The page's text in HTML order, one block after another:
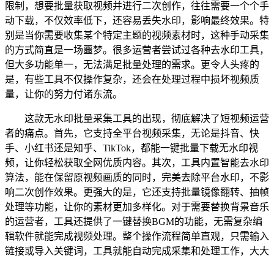
限制，想要批量获取视频并进行二次创作，往往需要一个个手
动下载，不仅效率低下，还容易丢失水印，影响最终效果。特
别是当你需要收集某个特定主题的视频素材时，这种手动采集
的方式简直是一场噩梦。很多运营者尝试过各种去水印工具，
但大多功能单一，无法满足批量处理的需求。更令人头疼的
是，有些工具不仅操作复杂，还会在处理过程中损坏视频质
量，让你的努力付诸东流。
这款无水印批量采集工具的出现，彻底解决了短视频运营
者的痛点。首先，它支持全平台视频采集，无论是抖音、快
手、小红书还是知乎、TikTok，都能一键批量下载无水印视
频，让你轻松获取全网优质内容。其次，工具内置智能去水印
算法，能在保留原视频画质的同时，完美去除平台水印，不影
响二次创作效果。更强大的是，它还支持批量镜像翻转、抽帧
处理等功能，让你的素材更加多样化。对于需要替换背景音乐
的运营者，工具还提供了一键替换BGM的功能，无需复杂编
辑软件就能完成视频处理。整个操作流程简单直观，只需输入
链接或导入关键词，工具就能自动完成采集和处理工作，大大